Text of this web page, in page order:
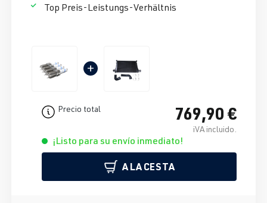
Top Preis-Leistungs-Verhältnis
+
Precio total 769,90 €
iVA incluido.
¡Listo para su envío inmediato!
A LA CESTA